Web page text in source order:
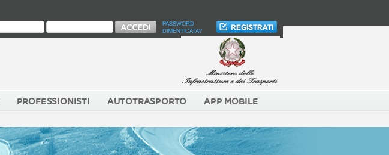
PASSWORD
DIMENTICATA?
PROFESSIONISTI AUTOTRASPORTO APP MOBILE